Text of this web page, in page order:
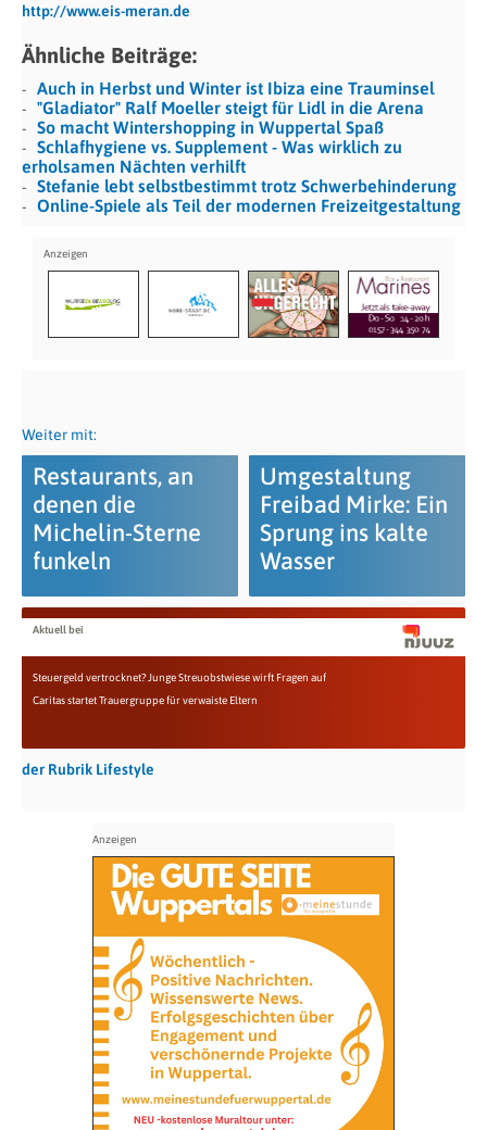
http://www.eis-meran.de
Ähnliche Beiträge:
Auch in Herbst und Winter ist Ibiza eine Trauminsel
"Gladiator" Ralf Moeller steigt für Lidl in die Arena
So macht Wintershopping in Wuppertal Spaß
Schlafhygiene vs. Supplement - Was wirklich zu
erholsamen Nächten verhilft
Stefanie lebt selbstbestimmt trotz Schwerbehinderung
Online-Spiele als Teil der modernen Freizeitgestaltung
Weiter mit:
Restaurants, an
denen die
Michelin-Sterne
funkeln
Umgestaltung
Freibad Mirke: Ein
Sprung ins kalte
Wasser
Aktuell bei
Steuergeld vertrocknet? Junge Streuobstwiese wirft Fragen auf
Caritas startet Trauergruppe für verwaiste Eltern
der Rubrik Lifestyle